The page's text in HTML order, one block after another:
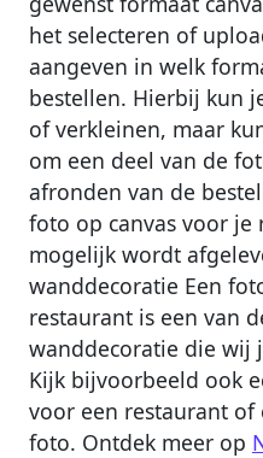
het selecteren of
aangeven in welk
bestellen. Hierbij kun
of verkleinen, maar
om een deel van de
afronden van de
foto op canvas voor je
mogelijk wordt
wanddecoratie Een
restaurant is een van
wanddecoratie die wij
Kijk bijvoorbeeld ook
voor een restaurant of
foto. Ontdek meer op